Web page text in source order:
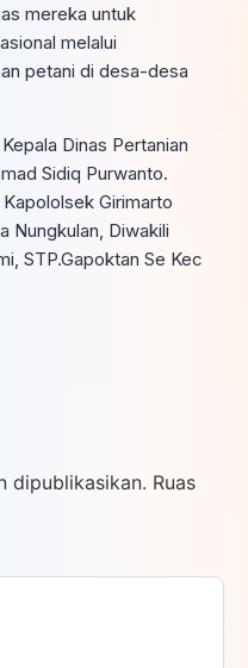
mereka untuk
melalui
petani di desa-desa
Dinas Pertanian
Sidiq Purwanto.
Girimarto
Nungkulan, Diwakili
STP.Gapoktan Se Kec
dipublikasikan. Ruas